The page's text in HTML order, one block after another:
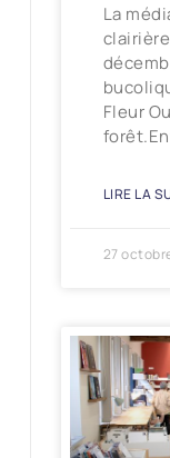
La
Fleur
LIRE LA
27